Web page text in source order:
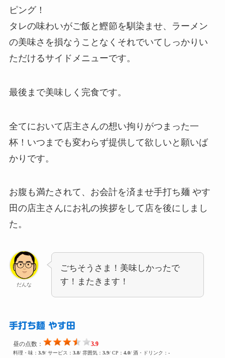
ピング！
タレの味わいがご飯と鰹節を馴染ませ、ラーメン
の美味さを損なうことなくそれでいてしっかりい
ただけるサイドメニューです。
最後まで美味しく完食です。
全てにおいて店主さんの想い拘りがつまった一
杯！いつまでも変わらず提供して欲しいと願いば
かりです。
お腹も満たされて、お会計を済ませ手打ち麺 やす
田の店主さんにお礼の挨拶をして店を後にしまし
た。
だんな
ごちそうさま！美味しかったで
す！またきます！
手打ち麺 やす田